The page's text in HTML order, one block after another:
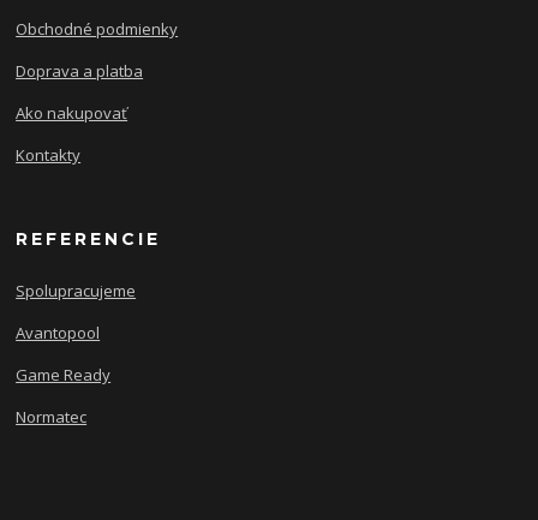
Obchodné podmienky
Doprava a platba
Ako nakupovať
Kontakty
REFERENCIE
Spolupracujeme
Avantopool
Game Ready
Normatec